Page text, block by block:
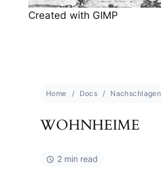
Created with GIMP
Home Docs Nachschlagen
WOHNHEIME
2 min read